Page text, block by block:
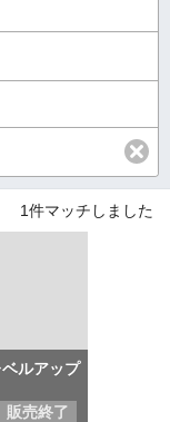
1件マッチしました
ルアップ
販売終了